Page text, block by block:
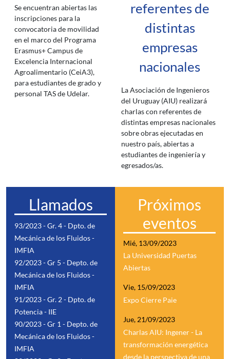
Se encuentran abiertas las
inscripciones para la
convocatoria de movilidad
en el marco del Programa
Erasmus+ Campus de
Excelencia Internacional
Agroalimentario (CeiA3),
para estudiantes de grado y
personal TAS de Udelar.
referentes de
distintas
empresas
nacionales
La Asociación de Ingenieros
del Uruguay (AIU) realizará
charlas con referentes de
distintas empresas nacionales
sobre obras ejecutadas en
nuestro país, abiertas a
estudiantes de ingeniería y
egresados/as.
Llamados
93/2023 - Gr. 4 - Dpto. de
Mecánica de los Fluidos -
IMFIA
92/2023 - Gr 5 - Depto. de
Mecánica de los Fluidos -
IMFIA
91/2023 - Gr. 2 - Dpto. de
Potencia - IIE
90/2023 - Gr 1 - Depto. de
Mecánica de los Fluidos -
IMFIA
Próximos
eventos
Mié, 13/09/2023
La Universidad Puertas
Abiertas
Vie, 15/09/2023
Expo Cierre Paie
Jue, 21/09/2023
Charlas AIU: Ingener - La
transformación energética
desde la perspectiva de una